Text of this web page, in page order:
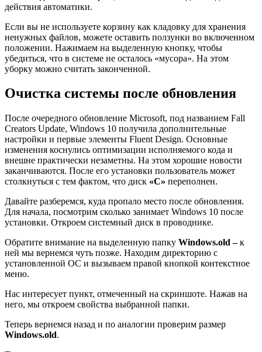
действия автоматики.
Если вы не используете корзину как кладовку для хранения
ненужных файлов, можете оставить ползунки во включенном
положении. Нажимаем на выделенную кнопку, чтобы
убедиться, что в системе не осталось «мусора». На этом
уборку можно считать законченной.
Очистка системы после обновления
После очередного обновление Microsoft, под названием Fall
Creators Update, Windows 10 получила дополнительные
настройки и первые элементы Fluent Design. Основные
изменения коснулись оптимизации исполняемого кода и
внешне практически незаметны. На этом хорошие новости
заканчиваются. После его установки пользователь может
столкнуться с тем фактом, что диск «С» переполнен.
Давайте разберемся, куда пропало место после обновления.
Для начала, посмотрим сколько занимает Windows 10 после
установки. Откроем системный диск в проводнике.
Обратите внимание на выделенную папку Windows.old –к
ней мы вернемся чуть позже. Находим директорию с
установленной ОС и вызываем правой кнопкой контекстное
меню.
Нас интересует пункт, отмеченный на скриншоте. Нажав на
него, мы откроем свойства выбранной папки.
Теперь вернемся назад и по аналогии проверим размер
Windows.old.